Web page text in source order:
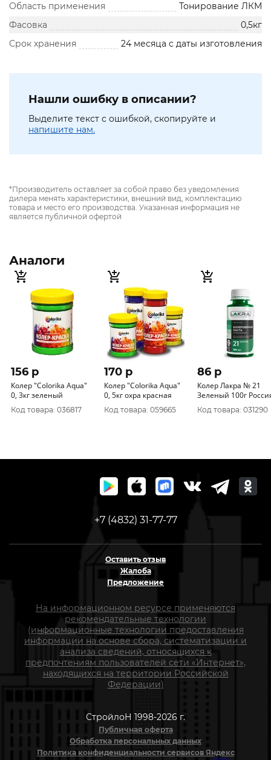
Область применения
Тонирование ЛКМ
Фасовка
0,5кг
Срок хранения
24 месяца с даты изготовления
Нашли ошибку в описании?
Выделите текст с ошибкой, скопируйте и
напишите нам.
*Производитель оставляет за собой право без уведомления
дилера менять характеристики, внешний вид, комплектацию
товара и место его производства. Указанная информация не
является публичной офертой
Аналоги
156 p
Колер "CoIorika Aqua"
0, 3кг зеленый
Код товара: 036817
170 p
Колер "CoIorika Aqua"
0, 5кг охра красная
Код товара: 059665
86 p
Колер Лакра № 21
Зеленый 100г
Код товара: 031290
+7 (4832) 31-77-77
Оставить отзыв
Жалоба
Предложение
На информационном ресурсе применяются
рекомендательные технологии
(информационные технологии предоставления
информации на основе сбора, систематизации и
анализа сведений, относящихся к
предпочтениям пользователей сети «Интернет»,
находящихся на территории Российской
Федерации)
СтройлоН 1998-2026 г.
Публичная оферта
Обработка персональных данных
Политика конфиденциальности сервисов Яндекс